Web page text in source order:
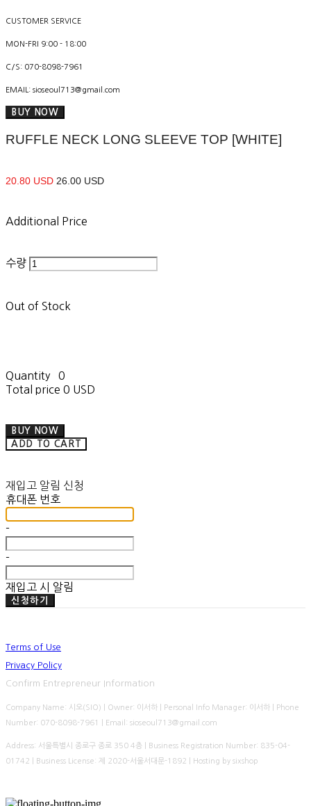
CUSTOMER SERVICE
MON-FRI 9:00 - 18:00
C/S: 070-8098-7961
EMAIL: sioseoul713@gmail.com
BUY NOW
RUFFLE NECK LONG SLEEVE TOP [WHITE]
20.80 USD 26.00 USD
Additional Price
수량
Out of Stock
Quantity
0
Total price 0 USD
BUY NOW
ADD TO CART
재입고 알림 신청
휴대폰 번호
-
-
재입고 시 알림
신청하기
Terms of Use
Privacy Policy
Confirm Entrepreneur Information
Company Name: 시오(SIO) | Owner: 이서하 | Personal Info Manager: 이서하 | Phone
Number: 070-8098-7961 | Email: sioseoul713@gmail.com
Address: 서울특별시 종로구 종로 350 4층 | Business Registration Number: 835-04-
01742 | Business License: 제 2020-서울서대문-1892 | Hosting by sixshop